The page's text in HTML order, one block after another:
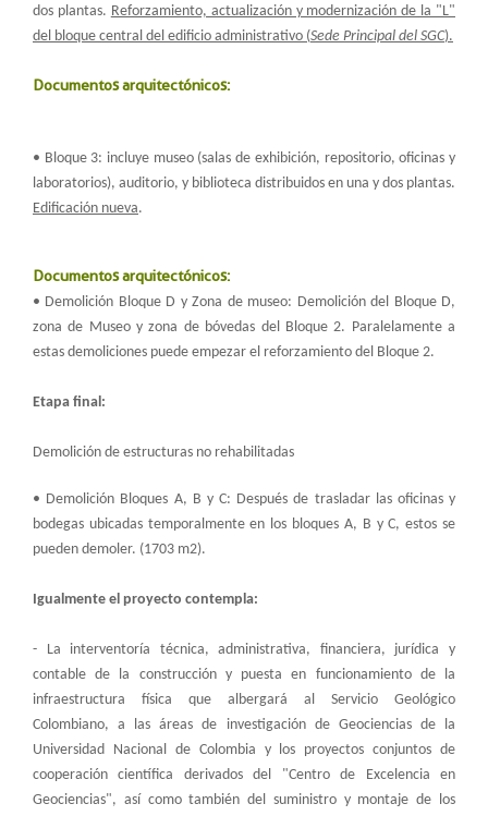
dos plantas. Reforzamiento, actualización y modernización de la "L"
del bloque central del edificio administrativo (Sede Principal del SGC).
Documentos arquitectónicos:
• Bloque 3: incluye museo (salas de exhibición, repositorio, oficinas y
laboratorios), auditorio, y biblioteca distribuidos en una y dos plantas.
Edificación nueva.
Documentos arquitectónicos:
• Demolición Bloque D y Zona de museo: Demolición del Bloque D,
zona de Museo y zona de bóvedas del Bloque 2. Paralelamente a
estas demoliciones puede empezar el reforzamiento del Bloque 2.
Etapa final:
Demolición de estructuras no rehabilitadas
• Demolición Bloques A, B y C: Después de trasladar las oficinas y
bodegas ubicadas temporalmente en los bloques A, B y C, estos se
pueden demoler. (1703 m2).
Igualmente el proyecto contempla:
- La interventoría técnica, administrativa, financiera, jurídica y
contable de la construcción y puesta en funcionamiento de la
infraestructura física que albergará al Servicio Geológico
Colombiano, a las áreas de investigación de Geociencias de la
Universidad Nacional de Colombia y los proyectos conjuntos de
cooperación científica derivados del "Centro de Excelencia en
Geociencias", así como también del suministro y montaje de los